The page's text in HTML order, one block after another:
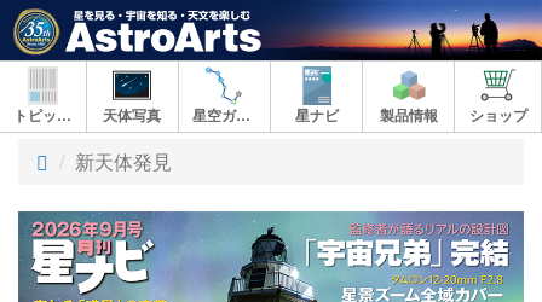
トピックス 天体写真 星空ガイド 星ナビ 製品情報 ショップ
新天体発見